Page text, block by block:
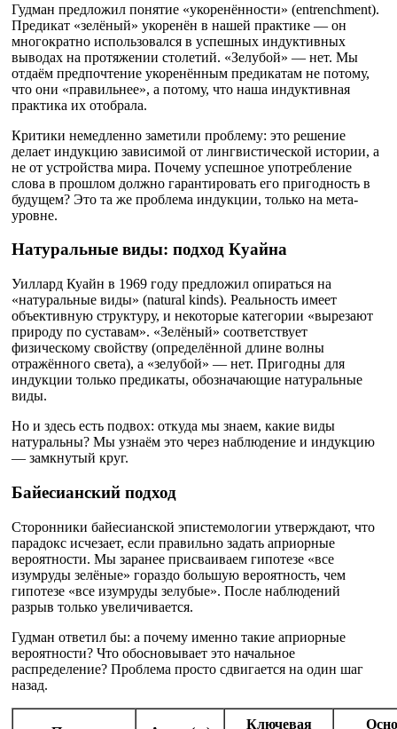
Гудман предложил понятие «укоренённости» (entrenchment).
Предикат «зелёный» укоренён в нашей практике — он
многократно использовался в успешных индуктивных
выводах на протяжении столетий. «Зелубой» — нет. Мы
отдаём предпочтение укоренённым предикатам не потому,
что они «правильнее», а потому, что наша индуктивная
практика их отобрала.
Критики немедленно заметили проблему: это решение
делает индукцию зависимой от лингвистической истории, а
не от устройства мира. Почему успешное употребление
слова в прошлом должно гарантировать его пригодность в
будущем? Это та же проблема индукции, только на мета-
уровне.
Натуральные виды: подход Куайна
Уиллард Куайн в 1969 году предложил опираться на
«натуральные виды» (natural kinds). Реальность имеет
объективную структуру, и некоторые категории «вырезают
природу по суставам». «Зелёный» соответствует
физическому свойству (определённой длине волны
отражённого света), а «зелубой» — нет. Пригодны для
индукции только предикаты, обозначающие натуральные
виды.
Но и здесь есть подвох: откуда мы знаем, какие виды
натуральны? Мы узнаём это через наблюдение и индукцию
— замкнутый круг.
Байесианский подход
Сторонники байесианской эпистемологии утверждают, что
парадокс исчезает, если правильно задать априорные
вероятности. Мы заранее присваиваем гипотезе «все
изумруды зелёные» гораздо большую вероятность, чем
гипотезе «все изумруды зелубые». После наблюдений
разрыв только увеличивается.
Гудман ответил бы: а почему именно такие априорные
вероятности? Что обосновывает это начальное
распределение? Проблема просто сдвигается на один шаг
назад.
Ключевая